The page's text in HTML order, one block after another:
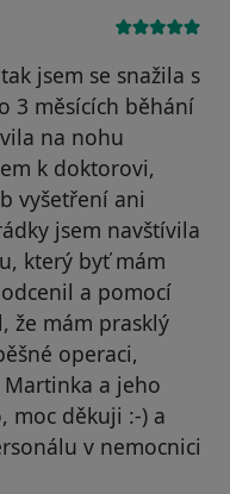
jsem se snažila s
3 měsících běhání
na nohu
k doktorovi,
vyšetření ani
jsem navštívila
který byť mám
a pomocí
že mám prasklý
operaci,
a jeho
moc děkuji :-) a
v nemocnici